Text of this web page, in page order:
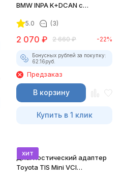
BMW INPA K+DCAN с
5.0 (3)
2 070 ₽ 2 660 ₽ -22%
Бонусных рублей за покупку:
62.16руб.
Предзаказ
В корзину
Купить в 1 клик
хит
Диагностический адаптер
Toyota TIS Mini VCI